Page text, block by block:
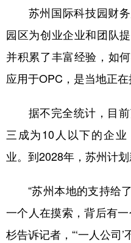
苏州国际科技园财务
园区为创业企业和团队
并积累了丰富经验，如
应用于OPC，是当地正在
据不完全统计，目前
三成为10人以下的企业
业。到2028年，苏州计
“苏州本地的支持给了
一个人在摸索，背后有
杉告诉记者，“‘一人公司